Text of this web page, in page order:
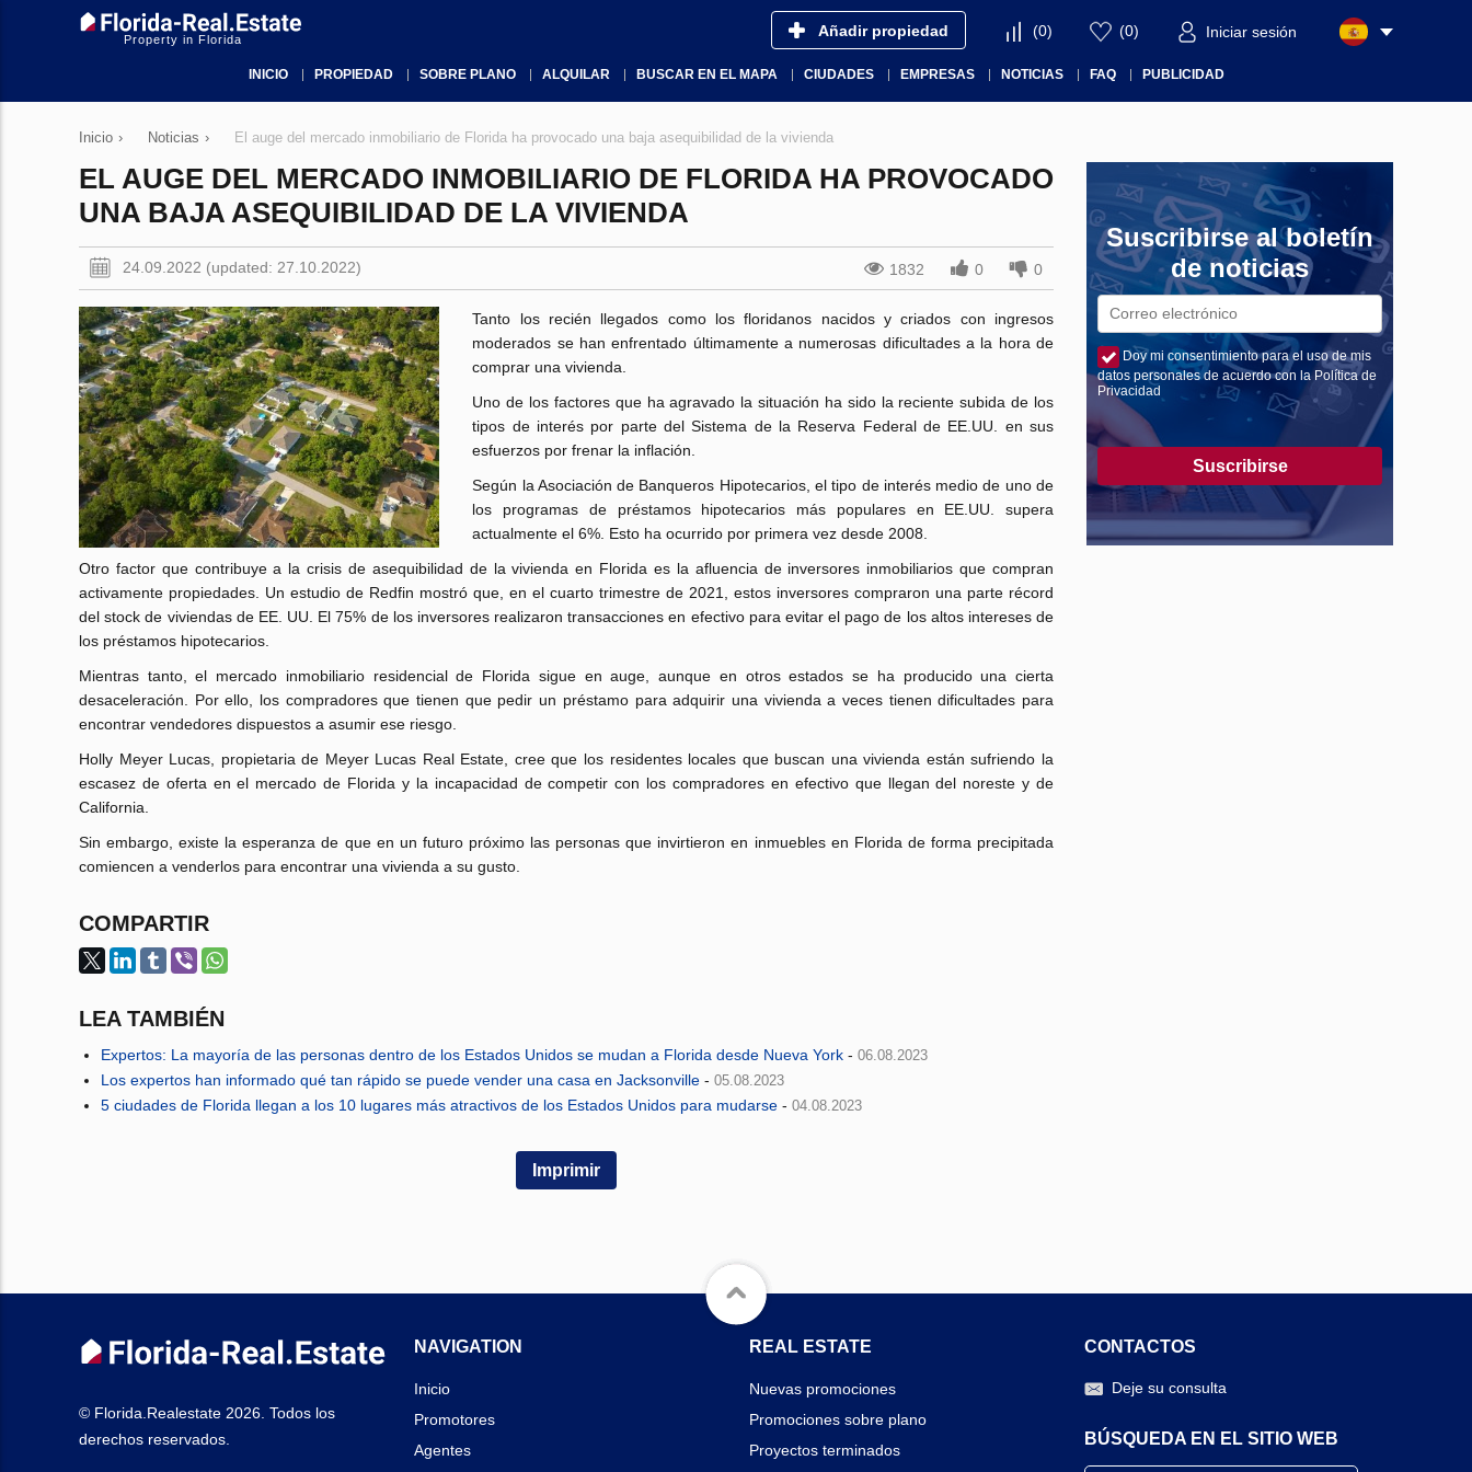
Property in Florida Añadir propiedad (0) (0) Iniciar sesión
INICIO PROPIEDAD SOBRE PLANO ALQUILAR BUSCAR EN EL MAPA CIUDADES EMPRESAS NOTICIAS FAQ PUBLICIDAD
Inicio › Noticias › El auge del mercado inmobiliario de Florida ha provocado una baja asequibilidad de la vivienda
EL AUGE DEL MERCADO INMOBILIARIO DE FLORIDA HA PROVOCADO
UNA BAJA ASEQUIBILIDAD DE LA VIVIENDA
24.09.2022 (updated: 27.10.2022) 1832 0 0
Tanto los recién llegados como los floridanos nacidos y criados con ingresos
moderados se han enfrentado últimamente a numerosas dificultades a la hora de
comprar una vivienda.
Uno de los factores que ha agravado la situación ha sido la reciente subida de los
tipos de interés por parte del Sistema de la Reserva Federal de EE.UU. en sus
esfuerzos por frenar la inflación.
Según la Asociación de Banqueros Hipotecarios, el tipo de interés medio de uno de
los programas de préstamos hipotecarios más populares en EE.UU. supera
actualmente el 6%. Esto ha ocurrido por primera vez desde 2008.
Otro factor que contribuye a la crisis de asequibilidad de la vivienda en Florida es la afluencia de inversores inmobiliarios que compran
activamente propiedades. Un estudio de Redfin mostró que, en el cuarto trimestre de 2021, estos inversores compraron una parte récord
del stock de viviendas de EE. UU. El 75% de los inversores realizaron transacciones en efectivo para evitar el pago de los altos intereses de
los préstamos hipotecarios.
Mientras tanto, el mercado inmobiliario residencial de Florida sigue en auge, aunque en otros estados se ha producido una cierta
desaceleración. Por ello, los compradores que tienen que pedir un préstamo para adquirir una vivienda a veces tienen dificultades para
encontrar vendedores dispuestos a asumir ese riesgo.
Holly Meyer Lucas, propietaria de Meyer Lucas Real Estate, cree que los residentes locales que buscan una vivienda están sufriendo la
escasez de oferta en el mercado de Florida y la incapacidad de competir con los compradores en efectivo que llegan del noreste y de
California.
Sin embargo, existe la esperanza de que en un futuro próximo las personas que invirtieron en inmuebles en Florida de forma precipitada
comiencen a venderlos para encontrar una vivienda a su gusto.
COMPARTIR
LEA TAMBIÉN
Expertos: La mayoría de las personas dentro de los Estados Unidos se mudan a Florida desde Nueva York - 06.08.2023
Los expertos han informado qué tan rápido se puede vender una casa en Jacksonville - 05.08.2023
5 ciudades de Florida llegan a los 10 lugares más atractivos de los Estados Unidos para mudarse - 04.08.2023
Imprimir
Suscribirse al boletín
de noticias
Doy mi consentimiento para el uso de mis
datos personales de acuerdo con la Política de
Privacidad
Suscribirse
© Florida.Realestate 2026. Todos los
derechos reservados.
NAVIGATION
Inicio
Promotores
Agentes
REAL ESTATE
Nuevas promociones
Promociones sobre plano
Proyectos terminados
CONTACTOS
Deje su consulta
BÚSQUEDA EN EL SITIO WEB